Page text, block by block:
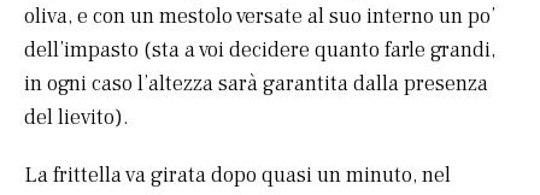
oliva, e con un mestolo versate al suo interno un po’
dell’impasto (sta a voi decidere quanto farle grandi,
in ogni caso l’altezza sarà garantita dalla presenza
del lievito).
La frittella va girata dopo quasi un minuto, nel